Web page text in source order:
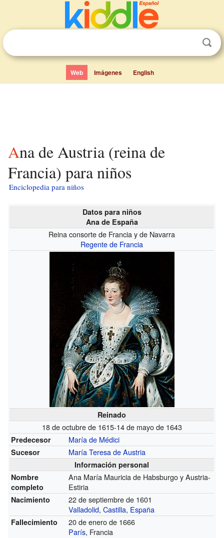
Web Imágenes English
Ana de Austria (reina de
Francia) para niños
Enciclopedia para niños
Datos para niños
Ana de España
Reina consorte de Francia y de Navarra
Regente de Francia
Reinado
18 de octubre de 1615-14 de mayo de 1643
Predecesor María de Médici
Sucesor María Teresa de Austria
Información personal
Nombre
completo
Ana María Mauricia de Habsburgo y Austria-
Estiria
Nacimiento
22 de septiembre de 1601
Valladolid,Castilla, España
Fallecimiento
20 de enero de 1666
París, Francia